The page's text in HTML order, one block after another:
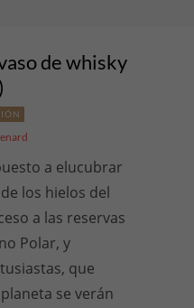
de whisky
a elucubrar
los hielos del
a las reservas
Polar, y
que
se verán